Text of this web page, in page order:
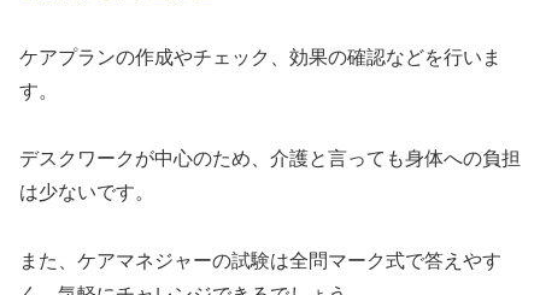
ケアプランの作成やチェック、効果の確認などを行いま
す。
デスクワークが中心のため、介護と言っても身体への負担
は少ないです。
また、ケアマネジャーの試験は全問マーク式で答えやす